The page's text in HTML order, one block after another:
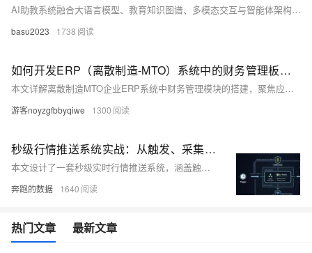
AI助教系统融合大语言模型、教育知识图谱、多模态交互与智能体架构，实现精准学情诊断、个性化辅导与主动教学。支持图文语音输入，本地化部署保障隐私，重构“教、学、评、辅”全链路，推动因材施教落地，助力教育数字化转型。（238字）
basu2023 1738
如何开发ERP（离散制造-MTO）系统中的财务管理板块（附架构图+流程图+代码参考）
本文详解离散制造MTO企业ERP系统中财务管理模块的搭建，聚焦应收账款与应付账款管理，涵盖核心功能、业务流程、开发技巧及Python代码示例，助力企业实现财务数据准确、实时可控，提升现金流管理能力。
游客noyzgfbbyqiwe 1300
秒级行情推送系统实战：从触发、采集到入库的端到端架构
本文设计了一套秒级实时行情推送系统，涵盖触发、采集、缓冲、入库与推送五层架构，结合动态代理IP、Kafka/Redis缓冲及WebSocket推送，实现金融数据低延迟、高并发处理，适用于股票、数字货币等实时行情场景。
奔跑的数据 1640
热门文章 最新文章